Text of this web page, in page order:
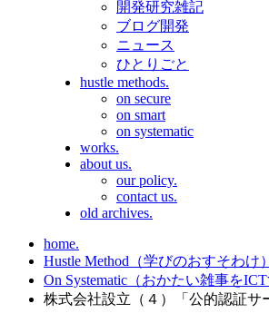
開発研究雑記
ブログ開発
ニュース
ひとりごと
hustle methods.
on secure
on smart
on systematic
works.
about us.
our policy.
contact us.
old archives.
home.
Hustle Method（学びのおすそわけ）
On Systematic（おかたい雑事をICT
株式会社設立（４）「公的認証サ